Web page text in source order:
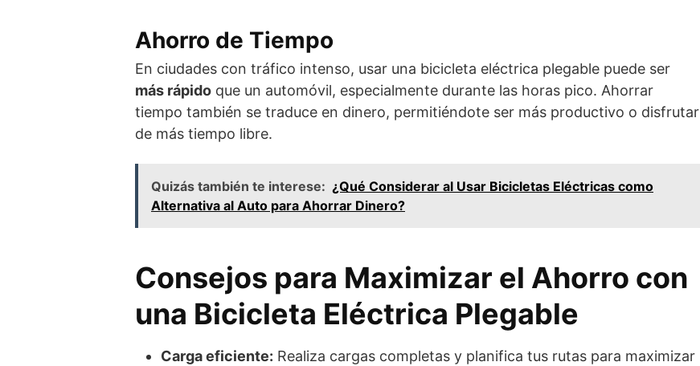
Ahorro de Tiempo
En ciudades con tráfico intenso, usar una bicicleta eléctrica plegable puede ser
más rápido que un automóvil, especialmente durante las horas pico. Ahorrar
tiempo también se traduce en dinero, permitiéndote ser más productivo o disfrutar
de más tiempo libre.
Quizás también te interese: ¿Qué Considerar al Usar Bicicletas Eléctricas como
Alternativa al Auto para Ahorrar Dinero?
Consejos para Maximizar el Ahorro con
una Bicicleta Eléctrica Plegable
Carga eficiente: Realiza cargas completas y planifica tus rutas para maximizar